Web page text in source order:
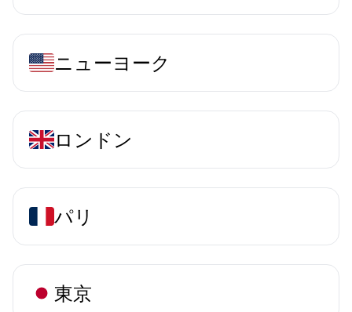
ニューヨーク
ロンドン
パリ
東京